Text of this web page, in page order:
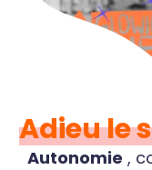
Adieu le
Autonomie ,